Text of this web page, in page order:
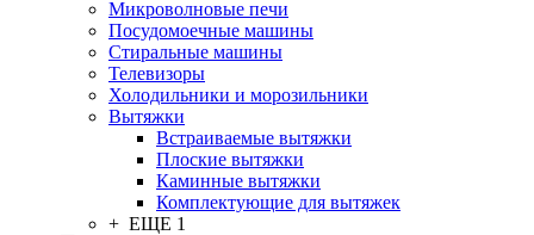
Микроволновые печи
Посудомоечные машины
Стиральные машины
Телевизоры
Холодильники и морозильники
Вытяжки
Встраиваемые вытяжки
Плоские вытяжки
Каминные вытяжки
Комплектующие для вытяжек
+ ЕЩЕ 1